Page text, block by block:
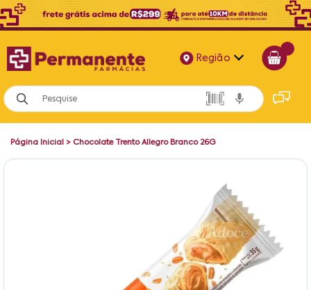
Região
Alagoas
Bahia
Página Inicial > Chocolate Trento Allegro Branco 26G